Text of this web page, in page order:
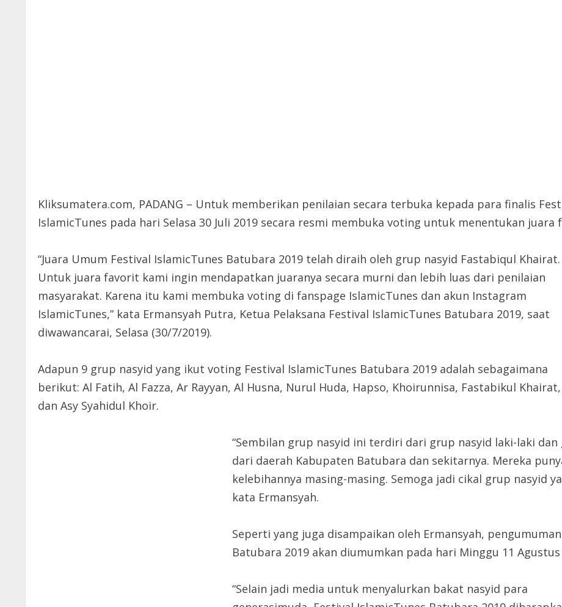
Kliksumatera.com, PADANG – Untuk memberikan penilaian secara terbuka kepada para finalis
IslamicTunes pada hari Selasa 30 Juli 2019 secara resmi membuka voting untuk menentukan
“Juara Umum Festival IslamicTunes Batubara 2019 telah diraih oleh grup nasyid Fastabiqul Khairat.
Untuk juara favorit kami ingin mendapatkan juaranya secara murni dan lebih luas dari penilaian
masyarakat. Karena itu kami membuka voting di fanspage IslamicTunes dan akun Instagram
IslamicTunes,” kata Ermansyah Putra, Ketua Pelaksana Festival IslamicTunes Batubara 2019, saat
diwawancarai, Selasa (30/7/2019).
Adapun 9 grup nasyid yang ikut voting Festival IslamicTunes Batubara 2019 adalah sebagaimana
berikut: Al Fatih, Al Fazza, Ar Rayyan, Al Husna, Nurul Huda, Hapso, Khoirunnisa, Fastabikul Khairat,
dan Asy Syahidul Khoir.
“Sembilan grup nasyid ini terdiri dari grup nasyid laki-laki
dari daerah Kabupaten Batubara dan sekitarnya. Mereka
kelebihannya masing-masing. Semoga jadi cikal grup nasyid
kata Ermansyah.
Seperti yang juga disampaikan oleh Ermansyah,
Batubara 2019 akan diumumkan pada hari Minggu 11
“Selain jadi media untuk menyalurkan bakat nasyid para